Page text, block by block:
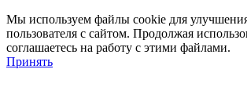
Мы используем файлы cookie для
пользователя с сайтом. Продолжая
соглашаетесь на работу с этими файлами.
Принять